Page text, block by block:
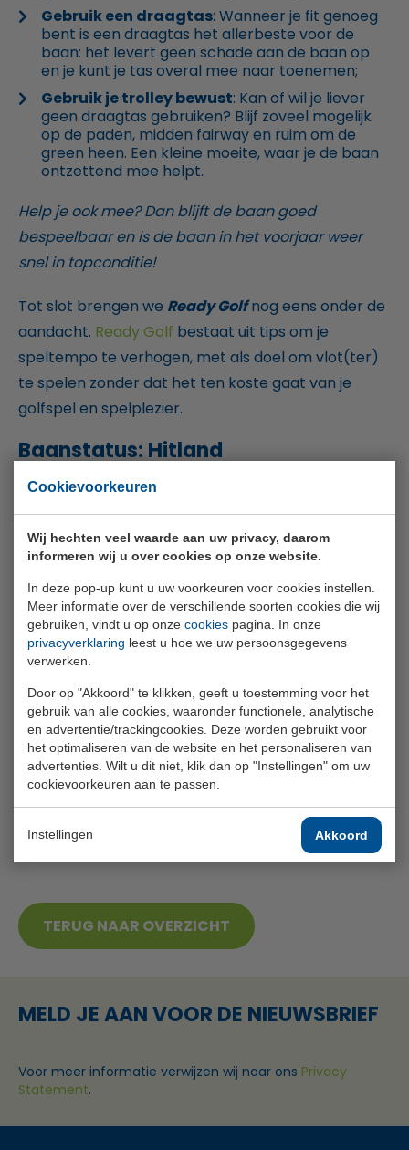
Cookievoorkeuren
Wij hechten veel waarde aan uw privacy, daarom
informeren wij u over cookies op onze website.
In deze pop-up kunt u uw voorkeuren voor cookies instellen.
Meer informatie over de verschillende soorten cookies die wij
gebruiken, vindt u op onze cookies pagina. In onze
privacyverklaring leest u hoe we uw persoonsgegevens
verwerken.
Door op "Akkoord" te klikken, geeft u toestemming voor het
gebruik van alle cookies, waaronder functionele, analytische
en advertentie/trackingcookies. Deze worden gebruikt voor
het optimaliseren van de website en het personaliseren van
advertenties. Wilt u dit niet, klik dan op "Instellingen" om uw
cookievoorkeuren aan te passen.
Instellingen Akkoord
Gebruik een draagtas: Wanneer je fit genoeg
bent is een draagtas het allerbeste voor de
baan: het levert geen schade aan de baan op
en je kunt je tas overal mee naar toenemen;
Gebruik je trolley bewust: Kan of wil je liever
geen draagtas gebruiken? Blijf zoveel mogelijk
op de paden, midden fairway en ruim om de
green heen. Een kleine moeite, waar je de baan
ontzettend mee helpt.
Help je ook mee? Dan blijft de baan goed
bespeelbaar en is de baan in het voorjaar weer
snel in topconditie!
Tot slot brengen we Ready Golfnog eens onder de
aandacht. Ready Golf bestaat uit tips om je
speltempo te verhogen, met als doel om vlot(ter)
te spelen zonder dat het ten koste gaat van je
golfspel en spelplezier.
Baanstatus: Hitland
In de herfst en winter kunnen we te maken krijgen
met weersomstandigheden die gevolgen hebben
voor de baan en baanstatus. Denk bijvoorbeeld aan
wateroverlast, rijp, vorst en/of sneeuw. Daarom
hebben wij hetHitland winterreglementopgesteld,
waarin we graag uitleggen bij welke
weersomstandigheden de baan bijvoorbeeld
tijdelijk of de gehele dag gesloten zal zijn, of onder
welke weersomstandigheden de wintergreens in
gebruik zijn.
TERUG NAAR OVERZICHT
MELD JE AAN VOOR DE NIEUWSBRIEF
Voor meer informatie verwijzen wij naar ons Privacy
Statement.